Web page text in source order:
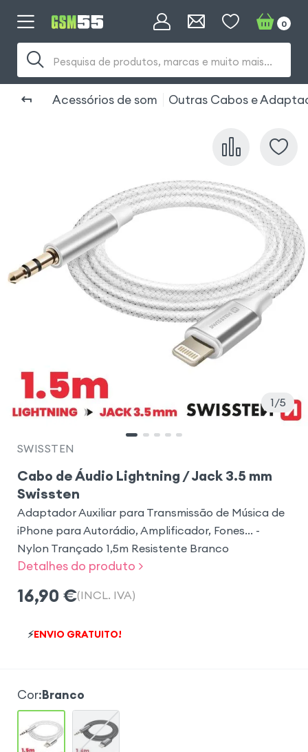
Pesquisa de produtos, marcas e muito mais...
0
Acessórios de som Outras Cabos e
1 5
SWISSTEN
Cabo de Áudio Lightning / Jack 3.5 mm
Swissten
Adaptador Auxiliar para Transmissão de Música de
iPhone para Autorádio, Amplificador, Fones... -
Nylon Trançado 1,5m Resistente Branco
Detalhes do produto >
16,90 €(INCL. IVA)
⚡ENVIO GRATUITO!
Cor:Branco